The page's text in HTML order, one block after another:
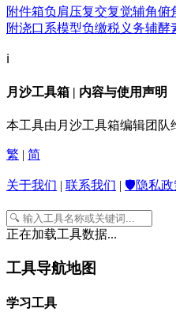
附件箱负肩压复交复觉辅角俯
附浇口系模型负缴税义务辅酵
ℹ️
月沙工具箱 | 内容与使用声明
本工具由月沙工具箱编辑团队
繁 | 简
关于我们 | 联系我们 | 🛡️隐私政
正在加载工具数据...
工具导航地图
学习工具